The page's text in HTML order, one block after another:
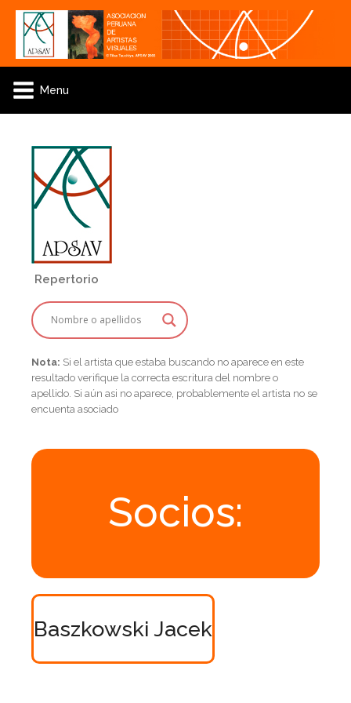
Menu
Repertorio
Nota: Si el artista que estaba buscando no aparece en este
resultado verifique la correcta escritura del nombre o
apellido. Si aún asi no aparece, probablemente el artista no se
encuenta asociado
Socios:
Baszkowski Jacek